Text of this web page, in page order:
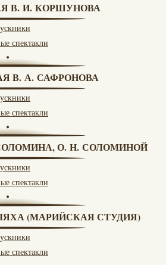
В. И. КОРШУНОВА
спектакли
В. А. САФРОНОВА
спектакли
О. Н. СОЛОМИНОЙ
спектакли
(МАРИЙСКАЯ СТУДИЯ)
спектакли